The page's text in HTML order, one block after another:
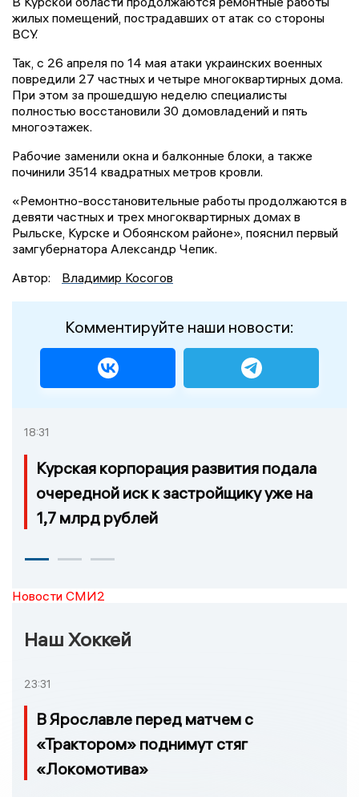
жилых помещений, пострадавших от атак со стороны
ВСУ.
Так, с 26 апреля по 14 мая атаки украинских военных
повредили 27 частных и четыре многоквартирных дома.
При этом за прошедшую неделю специалисты
полностью восстановили 30 домовладений и пять
многоэтажек.
Рабочие заменили окна и балконные блоки, а также
починили 3514 квадратных метров кровли.
«Ремонтно-восстановительные работы продолжаются в
девяти частных и трех многоквартирных домах в
Рыльске, Курске и Обоянском районе», пояснил первый
замгубернатора Александр Чепик.
Автор:
Владимир Косогов
Комментируйте наши новости:
18:31
Курская корпорация развития подала
очередной иск к застройщику уже на
1,7 млрд рублей
Новости СМИ2
Наш Хоккей
23:31
В Ярославле перед матчем с
«Трактором» поднимут стяг
«Локомотива»